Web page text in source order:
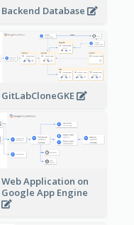
Backend Database
GitLabCloneGKE
Web Application on
Google App Engine